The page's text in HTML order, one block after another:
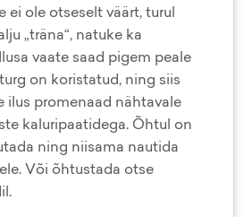
ei ole otseselt väärt, turul
„träna“, natuke ka
vaate saad pigem peale
on koristatud, ning siis
ilus promenaad nähtavale
kaluripaatidega. Õhtul on
ning niisama nautida
Või õhtustada otse